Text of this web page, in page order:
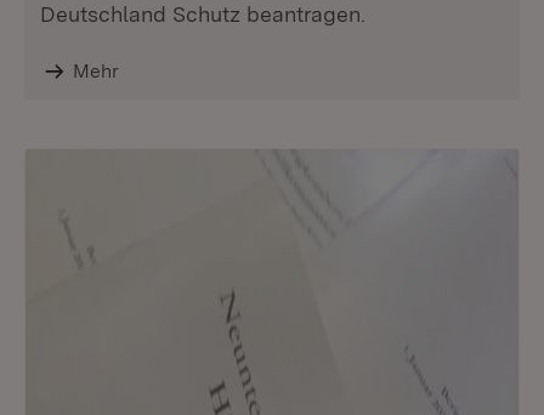
Deutschland Schutz beantragen.
Mehr